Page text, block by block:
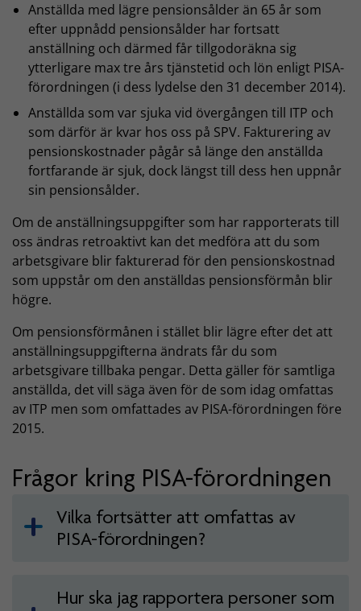
Anställda med lägre pensionsålder än 65 år som
efter uppnådd pensionsålder har fortsatt
anställning och därmed får tillgodoräkna sig
ytterligare max tre års tjänstetid och lön enligt PISA-
förordningen (i dess lydelse den 31 december 2014).
Anställda som var sjuka vid övergången till ITP och
som därför är kvar hos oss på SPV. Fakturering av
pensionskostnader pågår så länge den anställda
fortfarande är sjuk, dock längst till dess hen uppnår
sin pensionsålder.
Om de anställningsuppgifter som har rapporterats till
oss ändras retroaktivt kan det medföra att du som
arbetsgivare blir fakturerad för den pensionskostnad
som uppstår om den anställdas pensionsförmån blir
högre.
Om pensionsförmånen i stället blir lägre efter det att
anställningsuppgifterna ändrats får du som
arbetsgivare tillbaka pengar. Detta gäller för samtliga
anställda, det vill säga även för de som idag omfattas
av ITP men som omfattades av PISA-förordningen före
2015.
Frågor kring PISA-förordningen
Vilka fortsätter att omfattas av
PISA-förordningen?
Hur ska jag rapportera personer som